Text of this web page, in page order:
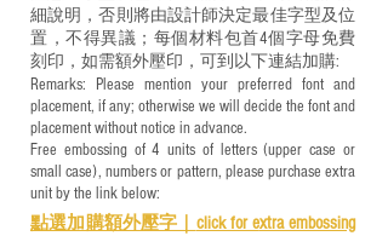
細說明，否則將由設計師決定最佳字型及位
置，不得異議；每個材料包首4個字母免費
刻印，如需額外壓印，可到以下連結加購:
Remarks: Please mention your preferred font and
placement, if any; otherwise we will decide the font and
placement without notice in advance.
Free embossing of 4 units of letters (upper case or
small case), numbers or pattern, please purchase extra
unit by the link below:
點選加購額外壓字｜ click for extra embossing